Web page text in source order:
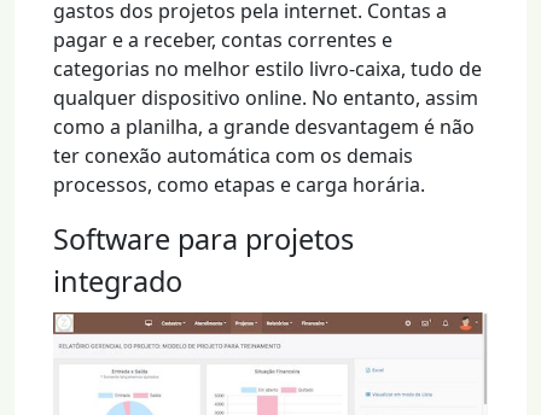
gastos dos projetos pela internet. Contas a
pagar e a receber, contas correntes e
categorias no melhor estilo livro-caixa, tudo de
qualquer dispositivo online. No entanto, assim
como a planilha, a grande desvantagem é não
ter conexão automática com os demais
processos, como etapas e carga horária.
Software para projetos
integrado